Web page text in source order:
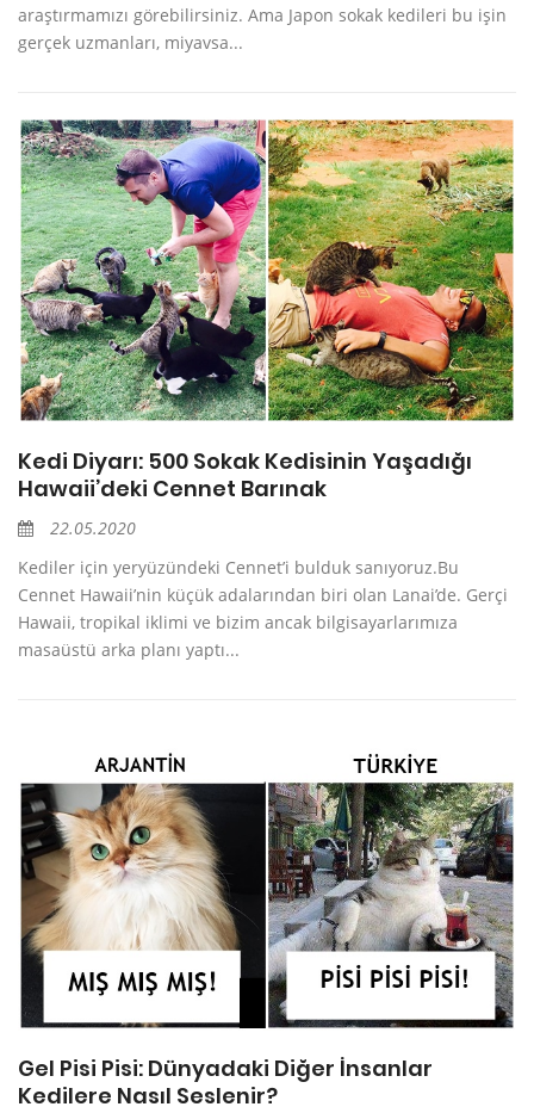
araştırmamızı görebilirsiniz. Ama Japon sokak kedileri bu işin
gerçek uzmanları, miyavsa...
Kedi Diyarı: 500 Sokak Kedisinin Yaşadığı
Hawaii’deki Cennet Barınak
22.05.2020
Kediler için yeryüzündeki Cennet’i bulduk sanıyoruz.Bu
Cennet Hawaii’nin küçük adalarından biri olan Lanai’de. Gerçi
Hawaii, tropikal iklimi ve bizim ancak bilgisayarlarımıza
masaüstü arka planı yaptı...
Gel Pisi Pisi: Dünyadaki Diğer İnsanlar
Kedilere Nasıl Seslenir?